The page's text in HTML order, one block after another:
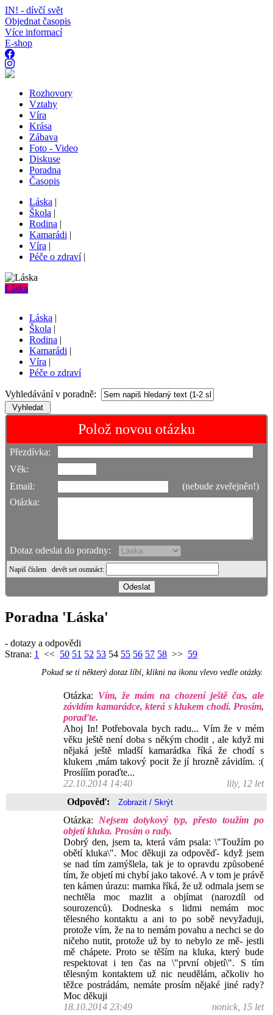
IN! - dívčí svět
Objednat časopis
Více informací
E-shop
Rozhovory
Vztahy
Víra
Krása
Zábava
Foto - Video
Diskuse
Poradna
Časopis
Láska |
Škola |
Rodina |
Kamarádi |
Víra |
Péče o zdraví|
Láska
Láska |
Škola |
Rodina |
Kamarádi |
Víra |
Péče o zdraví
Vyhledávání v poradně:
Polož novou otázku
Přezdívka:
Věk:
Email:
(nebude zveřejněn!)
Otázka:
Dotaz odeslat do poradny:
Napiš číslem devět set osmnáct:
Poradna 'Láska'
- dotazy a odpovědi
Strana: 1 << 50 51 52 53 54 55 56 57 58 >> 59
Pokud se ti některý dotaz líbí, klikni na ikonu vlevo vedle otázky.
Otázka: Vím, že mám na chození ještě čas, ale
závidím kamarádce, která s klukem chodí. Prosím,
poraďte.
Ahoj In! Potřebovala bych radu... Vím že v mém
věku ještě není doba s někým chodit , ale když mi
nějaká ještě mladší kamarádka říká že chodí s
klukem ,mám takový pocit že jí hrozně závidím. :(
Prosííím poraďte...
22.10.2014 14:40
lily, 12 let
Odpověď:
Otázka: Nejsem dotykový typ, přesto toužím po
objetí kluka. Prosím o rady.
Dobrý den, jsem ta, která vám psala: \"Toužím po
obětí kluka\". Moc děkuji za odpověď- když jsem
se nad tím zamýšlela, tak je to opravdu způsobené
tím, že objetí mi chybí jako takové. A v tom je právě
ten kámen úrazu: mamka říká, že už odmala jsem se
nechtěla moc mazlit a objímat (narozdíl od
sourozenců). Dodneska s lidmi nemám moc
tělesného kontaktu a ani to po sobě nevyžaduji,
protože vím, že na to nemám povahu a nechci se do
ničeho nutit, protože už by to nebylo ze mě- jestli
mě chápete. Proto se těším na kluka, který bude
respektovat i ten čas na \"první objetí\". S tím
tělesným kontaktem už nic neudělám, ačkoliv ho
těžce postrádám, nemáte prosím nějaké jiné rady?
Moc děkuji
18.10.2014 23:49
nonick, 15 let